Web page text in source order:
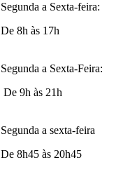
Segunda a Sexta-feira:
De 8h às 17h
Segunda a Sexta-Feira:
De 9h às 21h
Segunda a sexta-feira
De 8h45 às 20h45